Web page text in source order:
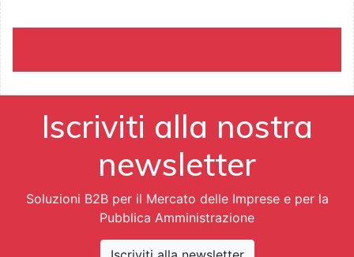
Iscriviti alla nostra
newsletter
Soluzioni B2B per il Mercato delle Imprese e per la
Pubblica Amministrazione